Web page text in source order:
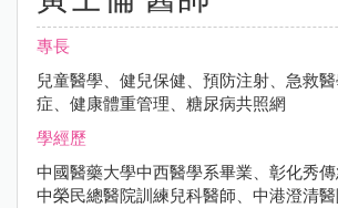
專長
兒童醫學、健兒保健、預防注射、急救
症、健康體重管理、糖尿病共照網
學經歷
中國醫藥大學中西醫學系畢業、彰化秀
中榮民總醫院訓練兒科醫師、中港澄清醫